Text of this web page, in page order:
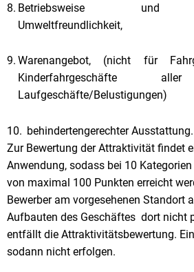
Betriebsweise und
Umweltfreundlichkeit,
Warenangebot, (nicht für
Laufgeschäfte/Belustigungen)
behindertengerechter Ausstattung.
Zur Bewertung der Attraktivität findet
Anwendung, sodass bei 10
von maximal 100 Punkten erreicht
Bewerber am vorgesehenen Standort
Aufbauten des Geschäftes dort nicht
entfällt die Attraktivitätsbewertung.
sodann nicht erfolgen.